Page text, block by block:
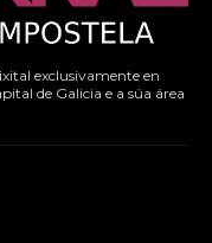
exclusivamente en
de Galicia e a súa área